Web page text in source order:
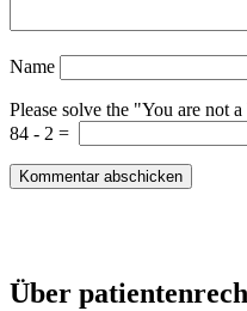
Name
Please solve the "You are not
84 - 2 =
Patientenrechte
Über